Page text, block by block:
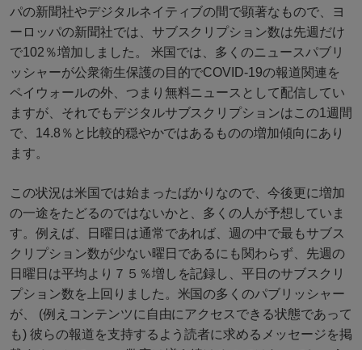
パの新聞社やデジタルネイティブの間で顕著なもので、ヨ
ーロッパの新聞社では、サブスクリプション数は先週だけ
で102％増加しました。 米国では、多くのニュースパブリ
ッシャーが公衆衛生保護の目的でCOVID-19の報道関連を
ペイウォールの外、つまり無料ニュースとして配信してい
ますが、それでもデジタルサブスクリプションはこの1週間
で、14.8％と比較的穏やかではあるものの増加傾向にあり
ます。
この状況は米国では始まったばかりなので、今後更に増加
の一途をたどるのではないかと、多くの人が予想していま
す。例えば、日曜日は通常であれば、週の中で最もサブス
クリプション数が少ない曜日であるにも関わらず、先週の
日曜日は平均より７５％増しを記録し、平日のサブスクリ
プション数を上回りました。米国の多くのパブリッシャー
が、 (例えコンテンツに自由にアクセスできる状態であって
も) 彼らの報道を支持するよう読者に求めるメッセージを掲